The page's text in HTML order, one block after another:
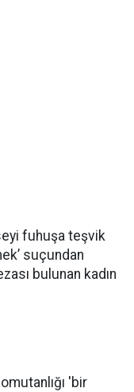
fuhuşa teşvik
suçundan
bulunan kadın
'bir